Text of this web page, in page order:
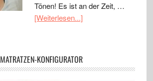
Tönen! Es ist an der Zeit, …
[Weiterlesen...]
MATRATZEN-KONFIGURATOR